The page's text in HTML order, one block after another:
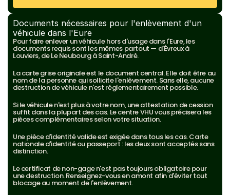
Voir les villes desservies
Documents nécessaires pour l'enlèvement d'un
véhicule dans l'Eure
Pour faire enlever un véhicule hors d'usage dans l'Eure, les
documents requis sont les mêmes partout — d'Évreux à
Louviers, de Le Neubourg à Saint-André.
La carte grise originale est le document central. Elle doit être au
nom de la personne qui sollicite l'enlèvement. Sans elle, aucune
destruction de véhicule n'est réglementairement possible.
Si le véhicule n'est plus à votre nom, une attestation de cession
suffit dans la plupart des cas. Le centre VHU vous précisera les
pièces complémentaires selon votre situation.
Une pièce d'identité valide est exigée dans tous les cas. Carte
nationale d'identité ou passeport : les deux sont acceptés sans
distinction.
Le certificat de non-gage n'est pas toujours obligatoire pour
une destruction. Renseignez-vous en amont afin d'éviter tout
blocage au moment de l'enlèvement.